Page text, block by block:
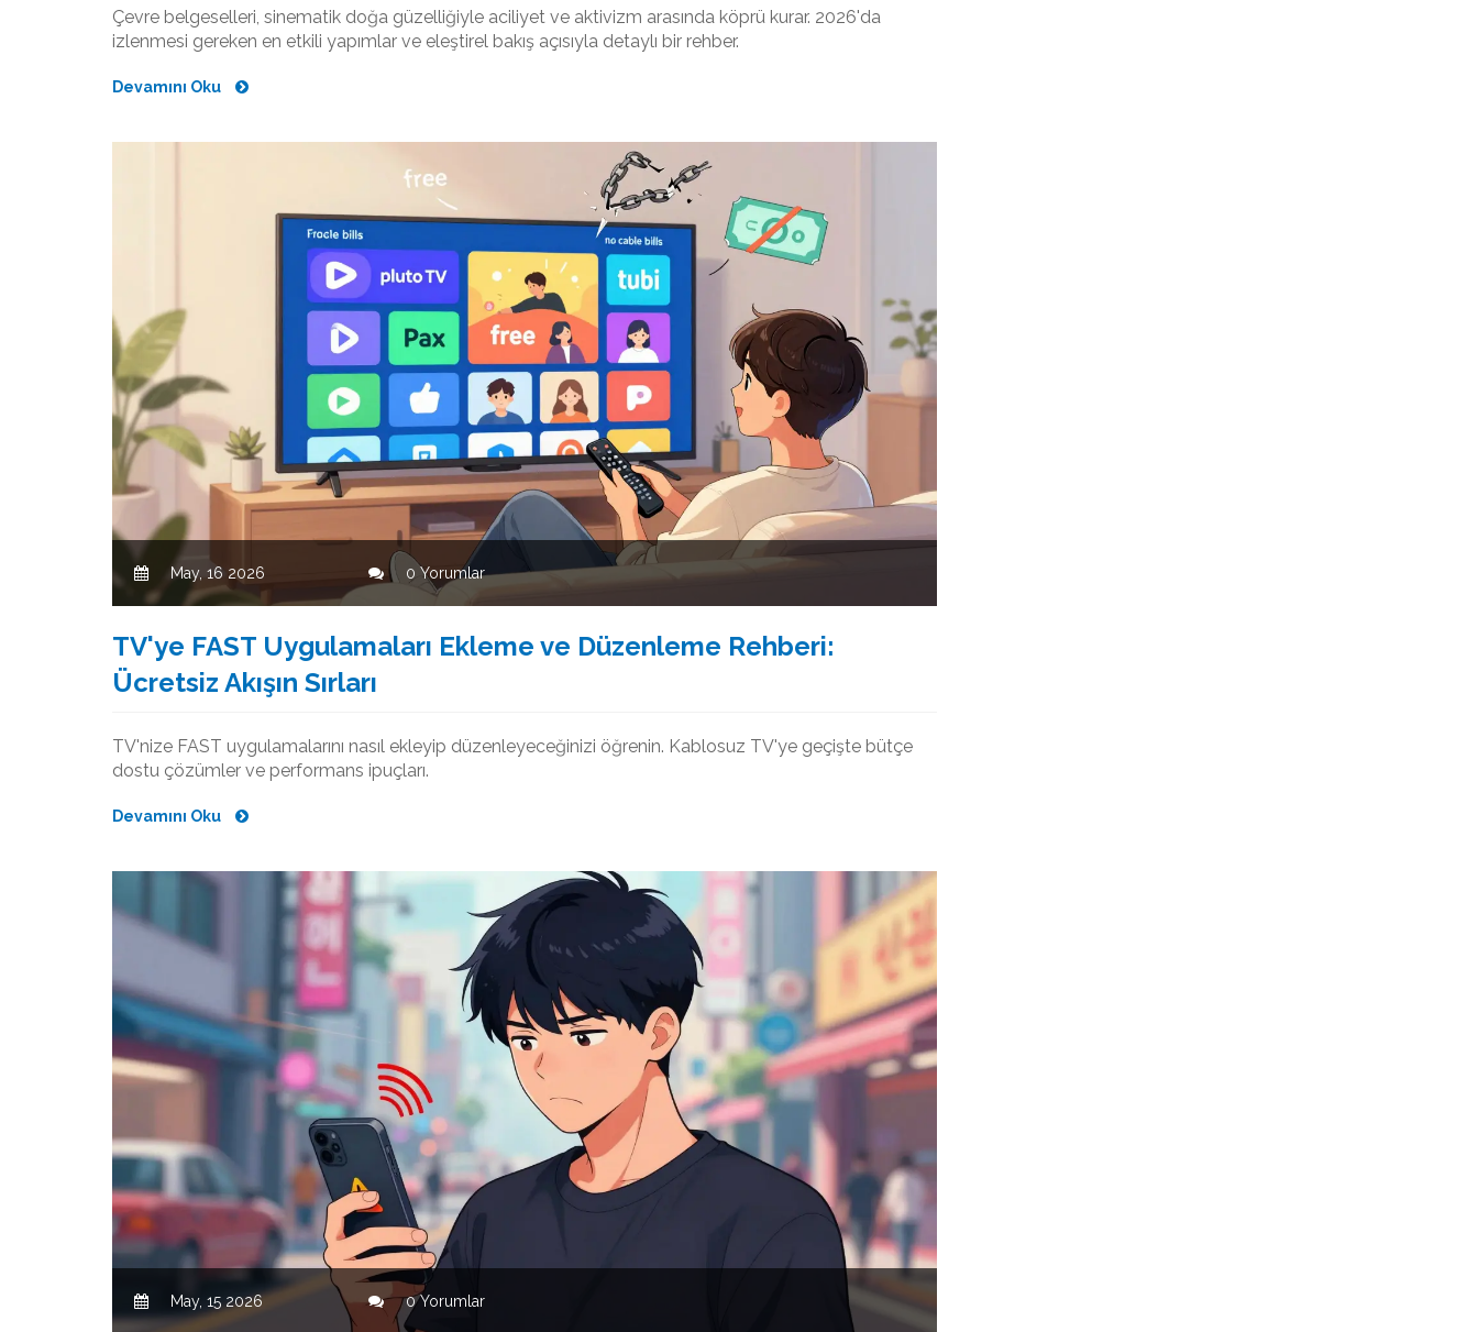
Çevre belgeselleri, sinematik doğa güzelliğiyle aciliyet ve aktivizm arasında köprü kurar. 2026'da
izlenmesi gereken en etkili yapımlar ve eleştirel bakış açısıyla detaylı bir rehber.
Devamını Oku
May, 16 2026 0 Yorumlar
TV'ye FAST Uygulamaları Ekleme ve Düzenleme Rehberi:
Ücretsiz Akışın Sırları
TV'nize FAST uygulamalarını nasıl ekleyip düzenleyeceğinizi öğrenin. Kablosuz TV'ye geçişte bütçe
dostu çözümler ve performans ipuçları.
Devamını Oku
May, 15 2026 0 Yorumlar